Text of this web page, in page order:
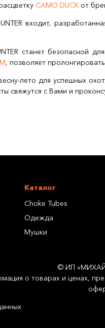
CAMO DUCK от
входит,
станет безопасной
, позволяет
лето для успешных
свяжутся с Вами и
Каталог
Choke Tubes
Одежда
Мушки
© ИП
о товарах и ценах,